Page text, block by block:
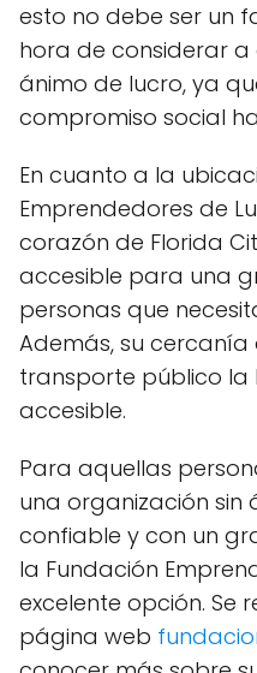
esto no debe ser un
hora de considerar a
ánimo de lucro, ya
compromiso social
En cuanto a la
Emprendedores de
corazón de Florida
accesible para una
personas que
Además, su
transporte público la
accesible.
Para aquellas
una organización sin
confiable y con un
la Fundación
excelente opción. Se
página web